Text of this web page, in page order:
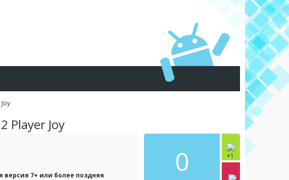
Player Joy
0
версия 7+ или более поздняя